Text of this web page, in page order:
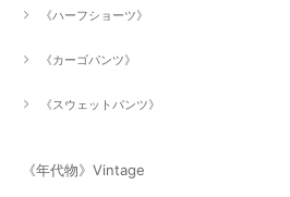
《ハーフショーツ》
《カーゴパンツ》
《スウェットパンツ》
《年代物》Vintage